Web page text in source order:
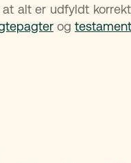
alt er udfyldt
og